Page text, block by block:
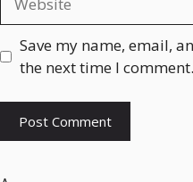
l
s
t
Save my name, email,
the next time I comment.